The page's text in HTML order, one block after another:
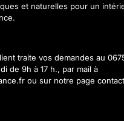
et naturelles pour un
traite vos demandes au
de 9h à 17 h., par mail à
ou sur notre page